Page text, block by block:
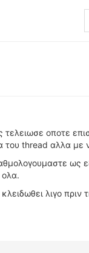
οποτε
του thread αλλα με
ως
λιγο πριν